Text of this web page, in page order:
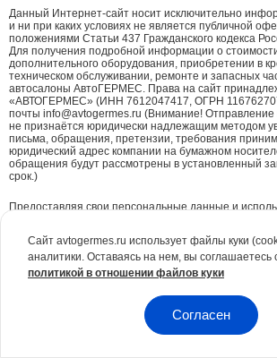
Данный Интернет-сайт носит исключительно
и ни при каких условиях не является публичной
положениями Статьи 437 Гражданского кодекса
Для получения подробной информации о
дополнительного оборудования, приобретении в
техническом обслуживании, ремонте и запасных
автосалоны АвтоГЕРМЕС. Права на сайт
«АВТОГЕРМЕС» (ИНН 7612047417, ОГРН
почты info@avtogermes.ru (Внимание! Отправление
не признаётся юридически надлежащим методом
письма, обращения, претензии, требования
юридический адрес компании на бумажном
обращения будут рассмотрены в установленный
срок.)
Предоставляя свои персональные данные и
Для повышения удобства работы с сайтом и
работы компания АвтоГЕРМЕСиспользует файлы
идентифицируют Ваши личные данные. Вся
конфиденциальной. При необходимости Вы можете
помощью настроек браузера.
Сайт avtogermes.ru использует файлы куки
аналитики. Оставаясь на нем, вы соглашаетесь
политикой в отношении файлов куки
Согласен